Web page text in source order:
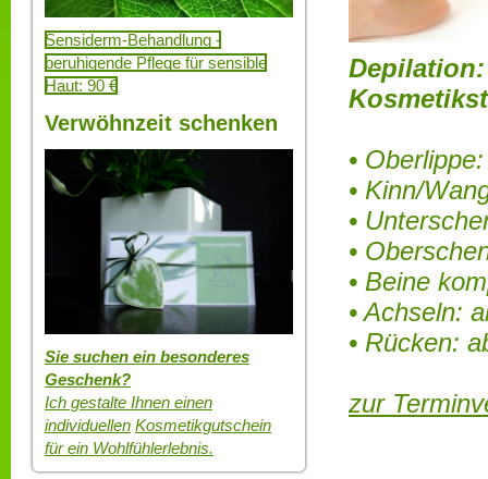
Sensiderm-Behandlung -
beruhigende Pflege für sensible
Haut: 90 €
Verwöhnzeit schenken
Sie suchen ein besonderes
Geschenk?
Ich gestalte Ihnen einen
individuellen Kosmetikgutschein
für ein Wohlfühlerlebnis.
•
• Kinn/
•
•
• Beine
• Achseln:
• Rücken:
zur